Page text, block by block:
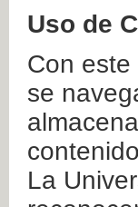
Uso de
Con
se
La